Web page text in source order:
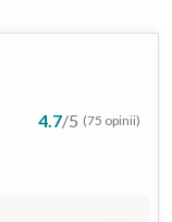
4.7/5 (75 opinii)